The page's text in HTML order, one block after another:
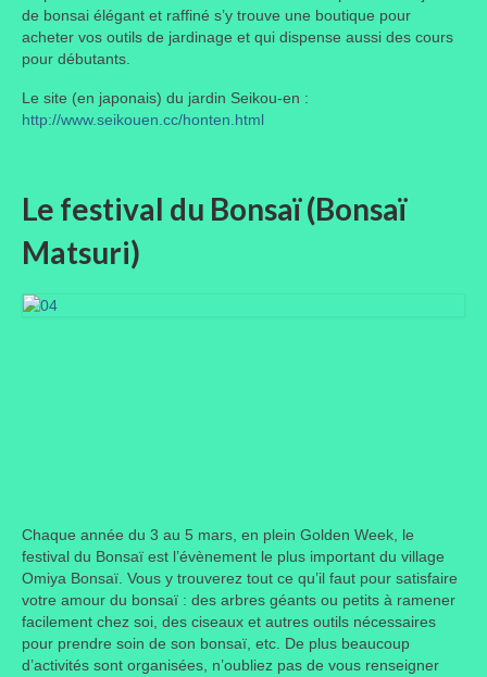
de bonsai élégant et raffiné s’y trouve une boutique pour
acheter vos outils de jardinage et qui dispense aussi des cours
pour débutants.
Le site (en japonais) du jardin Seikou-en :
http://www.seikouen.cc/honten.html
Le festival du Bonsaï (Bonsaï
Matsuri)
Chaque année du 3 au 5 mars, en plein Golden Week, le
festival du Bonsaï est l’évènement le plus important du village
Omiya Bonsaï. Vous y trouverez tout ce qu’il faut pour satisfaire
votre amour du bonsaï : des arbres géants ou petits à ramener
facilement chez soi, des ciseaux et autres outils nécessaires
pour prendre soin de son bonsaï, etc. De plus beaucoup
d’activités sont organisées, n’oubliez pas de vous renseigner